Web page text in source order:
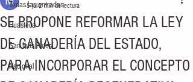
Todas las entradas
Huasteca
San Luis Potosí
Nacional
SE PROPONE REFORMAR LA LEY
DE GANADERÍA DEL ESTADO,
PARA INCORPORAR EL CONCEPTO
5 jul2 min de lectura